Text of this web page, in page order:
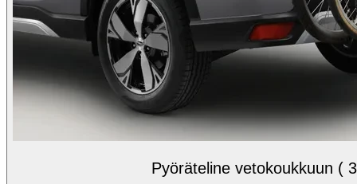
Pyöräteline vetokoukkuun (